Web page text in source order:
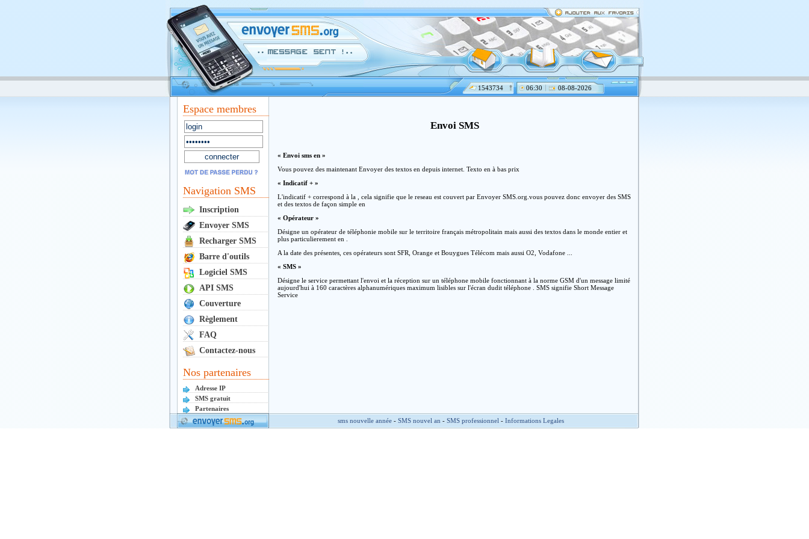
1543734 06:30 08-08-2026
Espace membres
Navigation SMS
Inscription
Envoyer SMS
Recharger SMS
Barre d'outils
Logiciel SMS
API SMS
Couverture
Règlement
FAQ
Contactez-nous
Nos partenaires
Adresse IP
SMS gratuit
Partenaires
Envoi SMS
« Envoi sms en »
Vous pouvez des maintenant Envoyer des textos en depuis internet. Texto en à bas prix
« Indicatif + »
L'indicatif + correspond à la , cela signifie que le reseau est couvert par Envoyer SMS.org.vous pouvez donc envoyer des SMS
et des textos de façon simple en
« Opérateur »
Désigne un opérateur de téléphonie mobile sur le territoire français métropolitain mais aussi des textos dans le monde entier et
plus particulierement en .
A la date des présentes, ces opérateurs sont SFR, Orange et Bouygues Télécom mais aussi O2, Vodafone ...
« SMS »
Désigne le service permettant l'envoi et la réception sur un téléphone mobile fonctionnant à la norme GSM d'un message limité
aujourd'hui à 160 caractères alphanumériques maximum lisibles sur l'écran dudit téléphone . SMS signifie Short Message
Service
sms nouvelle année- SMS nouvel an - SMS professionnel - Informations Legales